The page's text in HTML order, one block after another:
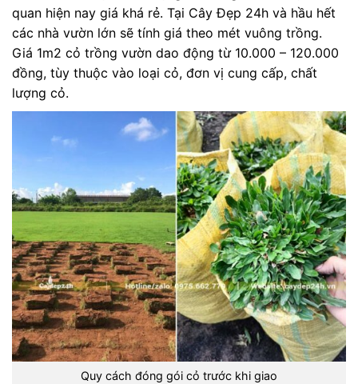
quan hiện nay giá khá rẻ. Tại Cây Đẹp 24h và hầu hết
các nhà vườn lớn sẽ tính giá theo mét vuông trồng.
Giá 1m2 cỏ trồng vườn dao động từ 10.000 – 120.000
đồng, tùy thuộc vào loại cỏ, đơn vị cung cấp, chất
lượng cỏ.
Quy cách đóng gói cỏ trước khi giao